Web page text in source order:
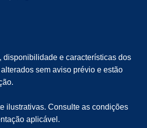
disponibilidade e características dos
sem aviso prévio e estão
ilustrativas. Consulte as condições
aplicável.